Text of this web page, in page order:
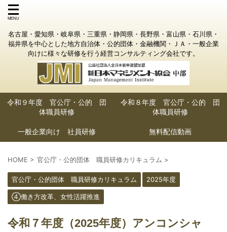
名古屋・愛知県・岐阜県・三重県・静岡県・長野県・富山県・石川県・
福井県を中心とした地方自治体・公的団体・金融機関・ＪＡ・一般企業
向けに様々な研修を行う経営コンサルティング会社です。
令和９年度 官公庁・公的 団
体職員研修
令和８年度 官公庁・公的 団
体職員研修
一般企業向け 社員研修 無料配信動画
HOME > 官公庁・公的団体 職員研修カリキュラム >
官公庁・公的団体 職員研修カリキュラム 2025年度
④働き方改革、女性活躍推進
令和７年度（2025年度）アンコンシャ